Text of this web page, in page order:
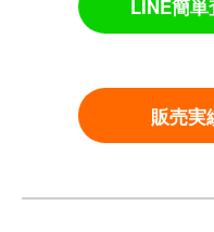
LINE簡
販売実